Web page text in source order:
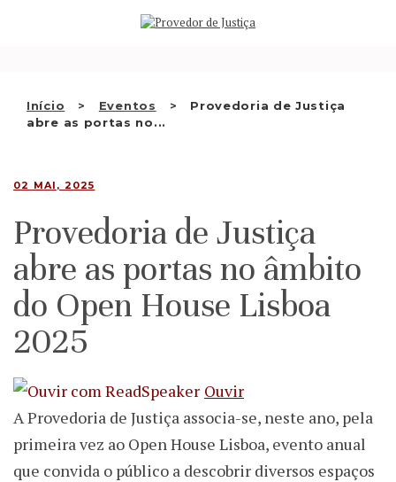
Início Eventos
Provedoria de Justiça
abre as portas no...
QUEM SOMOS
RECOMENDAÇÕES E OUTRAS
DECISÕES
PT
02 MAI, 2025
Provedoria de Justiça
abre as portas no âmbito
do Open House Lisboa
2025
Ouvir
A Provedoria de Justiça associa-se, neste ano, pela
primeira vez ao Open House Lisboa, evento anual
que convida o público a descobrir diversos espaços